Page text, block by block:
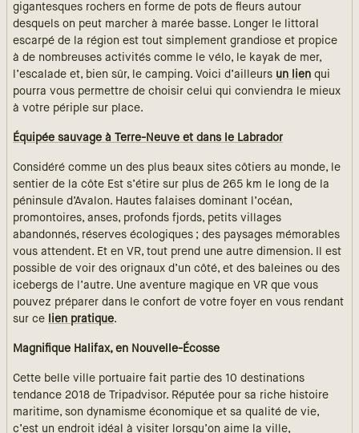
gigantesques rochers en forme de pots de fleurs autour
desquels on peut marcher à marée basse. Longer le littoral
escarpé de la région est tout simplement grandiose et propice
à de nombreuses activités comme le vélo, le kayak de mer,
l’escalade et, bien sûr, le camping. Voici d’ailleurs un lien qui
pourra vous permettre de choisir celui qui conviendra le mieux
à votre périple sur place.
Équipée sauvage à Terre-Neuve et dans le Labrador
Considéré comme un des plus beaux sites côtiers au monde, le
sentier de la côte Est s’étire sur plus de 265 km le long de la
péninsule d’Avalon. Hautes falaises dominant l’océan,
promontoires, anses, profonds fjords, petits villages
abandonnés, réserves écologiques ; des paysages mémorables
vous attendent. Et en VR, tout prend une autre dimension. Il est
possible de voir des orignaux d’un côté, et des baleines ou des
icebergs de l’autre. Une aventure magique en VR que vous
pouvez préparer dans le confort de votre foyer en vous rendant
sur ce
lien pratique.
Magnifique Halifax, en Nouvelle-Écosse
Cette belle ville portuaire fait partie des 10 destinations
tendance 2018 de Tripadvisor. Réputée pour sa riche histoire
maritime, son dynamisme économique et sa qualité de vie,
c’est un endroit idéal à visiter lorsqu’on aime la ville,